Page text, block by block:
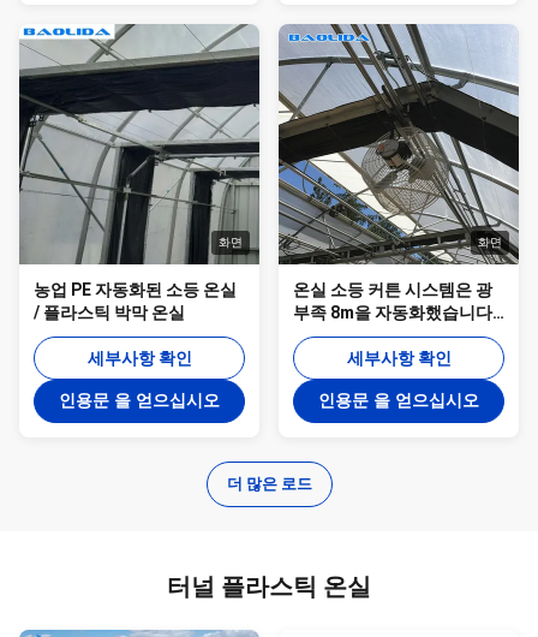
화면
농업 PE 자동화된 소등 온실
/ 플라스틱 박막 온실
세부사항 확인
인용문 을 얻으십시오
화면
온실 소등 커튼 시스템은 광
부족 8m을 자동화했습니다 -
12m
세부사항 확인
인용문 을 얻으십시오
더 많은 로드
터널 플라스틱 온실